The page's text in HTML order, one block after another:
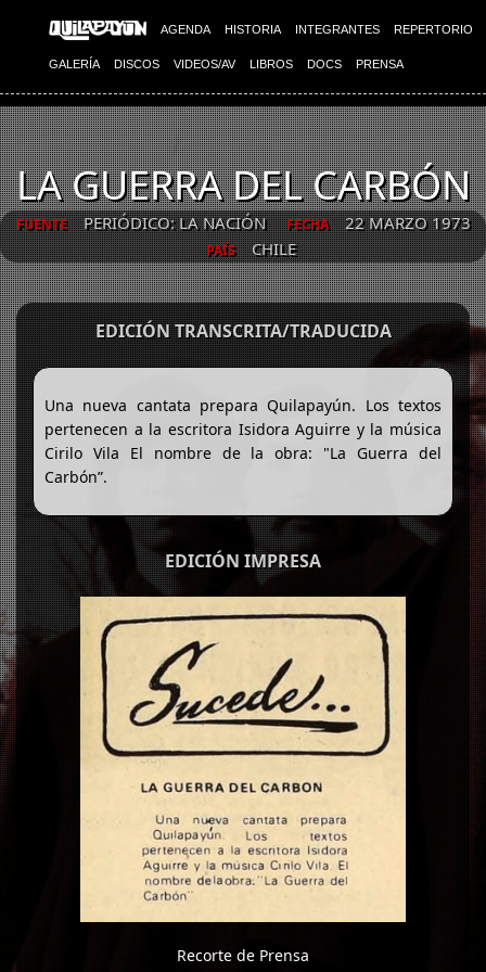
AGENDA HISTORIA INTEGRANTES REPERTORIO
GALERÍA DISCOS VIDEOS/AV LIBROS DOCS PRENSA
LA GUERRA DEL CARBÓN
FUENTE PERIÓDICO: LA NACIÓN FECHA 22 MARZO 1973
PAÍS CHILE
EDICIÓN TRANSCRITA/TRADUCIDA
Una nueva cantata prepara Quilapayún. Los textos
pertenecen a la escritora Isidora Aguirre y la música
Cirilo Vila El nombre de la obra: "La Guerra del
Carbón”.
EDICIÓN IMPRESA
Recorte de Prensa